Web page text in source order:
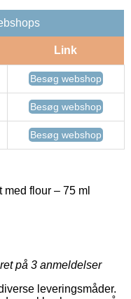
Link
Besøg webshop
Besøg webshop
Besøg webshop
med flour – 75 ml
på 3 anmeldelser
leveringsmåder.